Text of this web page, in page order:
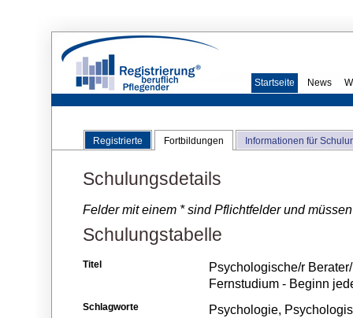
Startseite News
Registrierte Fortbildungen Informationen für
Schulungsdetails
Felder mit einem * sind Pflichtfelder und
Schulungstabelle
Titel
Psychologische/r
Fernstudium - Beginn
Schlagworte
Psychologie,